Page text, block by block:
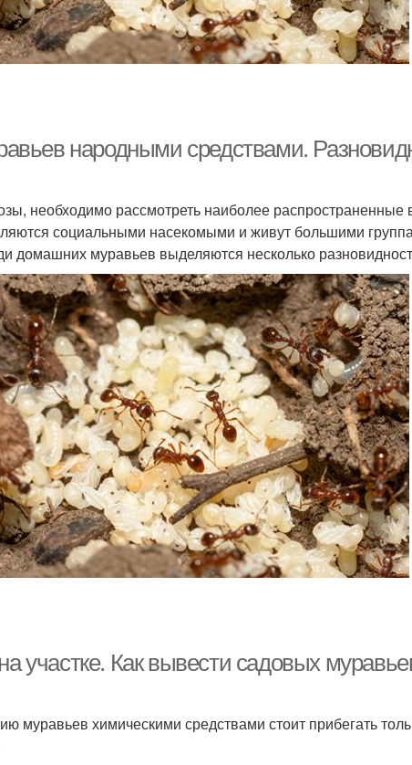
народными средствами.
необходимо рассмотреть наиболее распространенные
социальными насекомыми и живут большими
домашних муравьев выделяются несколько
участке. Как вывести садовых
муравьев химическими средствами стоит прибегать